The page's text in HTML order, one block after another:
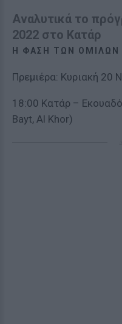
Αναλυτικά το
2022 στο Κατάρ
Η ΦΑΣΗ ΤΩΝ ΟΜΙΛΩΝ
Πρεμιέρα: Κυριακή 20
18:00 Κατάρ –
Bayt, Al Khor)